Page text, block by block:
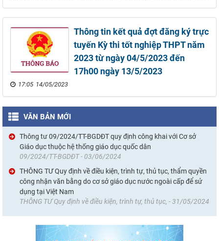
Thông tin kết quả đợt đăng ký trực
tuyến Kỳ thi tốt nghiệp THPT năm
2023 từ ngày 04/5/2023 đến
17h00 ngày 13/5/2023
17:05 14/05/2023
VĂN BẢN MỚI
Thông tư 09/2024/TT-BGDĐT quy định công khai với Cơ sở
Giáo dục thuộc hệ thống giáo dục quốc dân
09/2024/TT-BGDĐT - 03/06/2024
THÔNG TƯ Quy định về điều kiện, trình tự, thủ tục, thẩm quyền
công nhận văn bằng do cơ sở giáo dục nước ngoài cấp để sử
dụng tại Việt Nam
THÔNG TƯ Quy định về điều kiện, trình tự, thủ tục, - 31/05/2024